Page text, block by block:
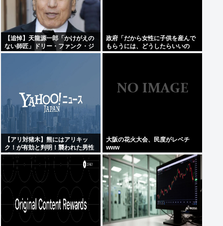
【追悼】天龍源一郎「かけがえの
ない師匠」ドリー・ファンク・ジ
ュニアさん追悼
政府「だから女性に子供を産んで
もらうには、どうしたらいいの
よ;;」
【アリ対猪木】熊にはアリキッ
ク！が有効と判明！襲われた男性
「アリキックで追っ払った」
大阪の花火大会、民度がレベチ
www